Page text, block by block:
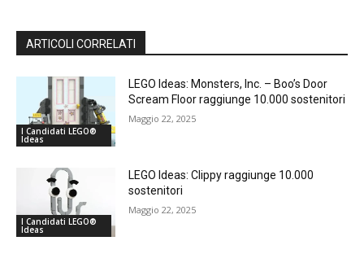
ARTICOLI CORRELATI
I Candidati LEGO®
Ideas
LEGO Ideas: Monsters, Inc. – Boo’s Door
Scream Floor raggiunge 10.000 sostenitori
Maggio 22, 2025
I Candidati LEGO®
Ideas
LEGO Ideas: Clippy raggiunge 10.000
sostenitori
Maggio 22, 2025